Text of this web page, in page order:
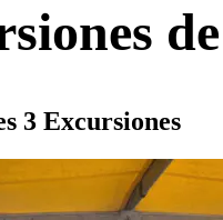
3 Excursiones